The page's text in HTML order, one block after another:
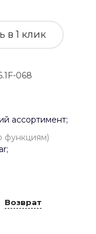
в 1 клик
068
ассортимент;
функциям)
Возврат